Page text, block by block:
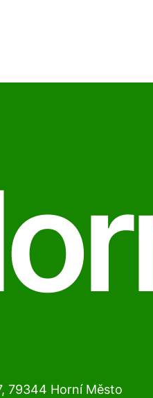
79344 Horní Město